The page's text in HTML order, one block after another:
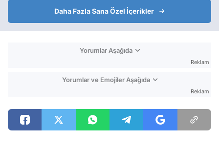
Daha Fazla Sana Özel İçerikler
Yorumlar Aşağıda
Reklam
Yorumlar ve Emojiler Aşağıda
Reklam